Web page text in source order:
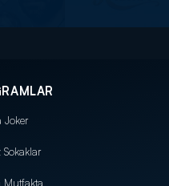
Joker
Sokaklar
Mutfakta